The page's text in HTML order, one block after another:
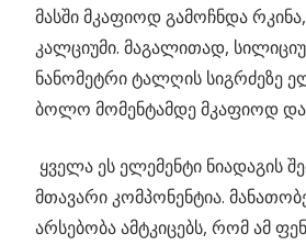
მასში მკაფიოდ გამოჩნდა
კალციუმი. მაგალითად,
ნანომეტრი ტალღის სიგრძეზე
ბოლო მომენტამდე მკაფიოდ
ყველა ეს ელემენტი ნიადაგის
მთავარი კომპონენტია.
არსებობა ამტკიცებს, რომ ამ